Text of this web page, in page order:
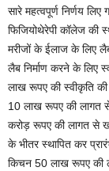
सारे महत्वपूर्ण निर्णय
फिजियोथेरेपी कॉलेज की
मरीजों के ईलाज के लिए
लैब निर्माण करने के लिए
लाख रूपए की स्वीकृति
10 लाख रूपए की लागत
करोड़ रूपए की लागत से
के भीतर स्थापित कर
किचन 50 लाख रूपए की